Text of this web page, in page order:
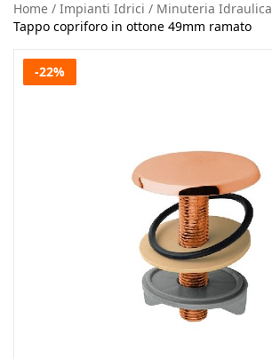
Home Impianti Idrici Minuteria Idraulica
Tappo copriforo in ottone 49mm ramato
Vai
-22%